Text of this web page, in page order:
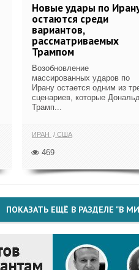
Новые удары по
остаются среди
вариантов,
рассматриваемых
Трампом
Возобновление
массированных ударов по
Ирану остается одним из
сценариев, которые
Трамп...
ИРАН США
469
ПОКАЗАТЬ ЕЩЁ В РАЗДЕЛЕ "В